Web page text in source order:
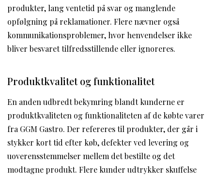
produkter, lang ventetid på svar og manglende
opfølgning på reklamationer. Flere nævner også
kommunikationsproblemer, hvor henvendelser ikke
bliver besvaret tilfredsstillende eller ignoreres.
Produktkvalitet og funktionalitet
En anden udbredt bekymring blandt kunderne er
produktkvaliteten og funktionaliteten af de købte varer
fra GGM Gastro. Der refereres til produkter, der går i
stykker kort tid efter køb, defekter ved levering og
uoverensstemmelser mellem det bestilte og det
modtagne produkt. Flere kunder udtrykker skuffelse